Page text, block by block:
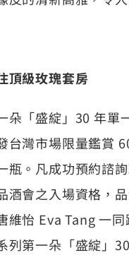
頂級玫瑰套房
朵「盛綻」30 年
台灣市場限量鑑賞
瓶。凡成功預約諮
酒會之入場資格，
維怡 Eva Tang 一
列第一朵「盛綻」